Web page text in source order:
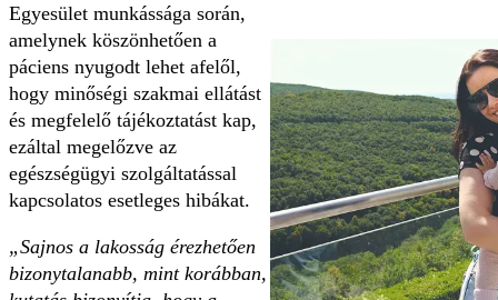
Egyesület munkássága során,
amelynek köszönhetően a
páciens nyugodt lehet afelől,
hogy minőségi szakmai ellátást
és megfelelő tájékoztatást kap,
ezáltal megelőzve az
egészségügyi szolgáltatással
kapcsolatos esetleges hibákat.
„Sajnos a lakosság érezhetően
bizonytalanabb, mint korábban,